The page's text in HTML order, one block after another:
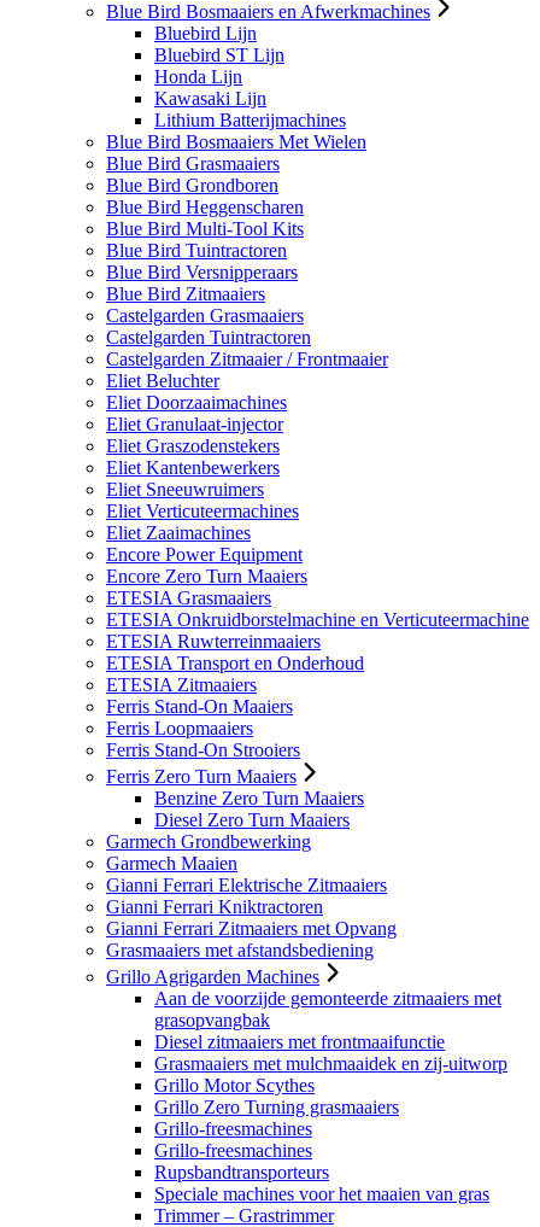
Blue Bird Bosmaaiers en Afwerkmachines
Bluebird Lijn
Bluebird ST Lijn
Honda Lijn
Kawasaki Lijn
Lithium Batterijmachines
Blue Bird Bosmaaiers Met Wielen
Blue Bird Grasmaaiers
Blue Bird Grondboren
Blue Bird Heggenscharen
Blue Bird Multi-Tool Kits
Blue Bird Tuintractoren
Blue Bird Versnipperaars
Blue Bird Zitmaaiers
Castelgarden Grasmaaiers
Castelgarden Tuintractoren
Castelgarden Zitmaaier / Frontmaaier
Eliet Beluchter
Eliet Doorzaaimachines
Eliet Granulaat-injector
Eliet Graszodenstekers
Eliet Kantenbewerkers
Eliet Sneeuwruimers
Eliet Verticuteermachines
Eliet Zaaimachines
Encore Power Equipment
Encore Zero Turn Maaiers
ETESIA Grasmaaiers
ETESIA Onkruidborstelmachine en Verticuteermachine
ETESIA Ruwterreinmaaiers
ETESIA Transport en Onderhoud
ETESIA Zitmaaiers
Ferris Stand-On Maaiers
Ferris Loopmaaiers
Ferris Stand-On Strooiers
Ferris Zero Turn Maaiers
Benzine Zero Turn Maaiers
Diesel Zero Turn Maaiers
Garmech Grondbewerking
Garmech Maaien
Gianni Ferrari Elektrische Zitmaaiers
Gianni Ferrari Kniktractoren
Gianni Ferrari Zitmaaiers met Opvang
Grasmaaiers met afstandsbediening
Grillo Agrigarden Machines
Aan de voorzijde gemonteerde zitmaaiers met
grasopvangbak
Diesel zitmaaiers met frontmaaifunctie
Grasmaaiers met mulchmaaidek en zij-uitworp
Grillo Motor Scythes
Grillo Zero Turning grasmaaiers
Grillo-freesmachines
Grillo-freesmachines
Rupsbandtransporteurs
Speciale machines voor het maaien van gras
Trimmer – Grastrimmer